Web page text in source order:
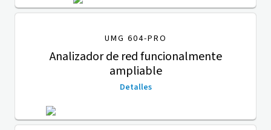
UMG 604-PRO
Analizador de red funcionalmente
ampliable
Detalles